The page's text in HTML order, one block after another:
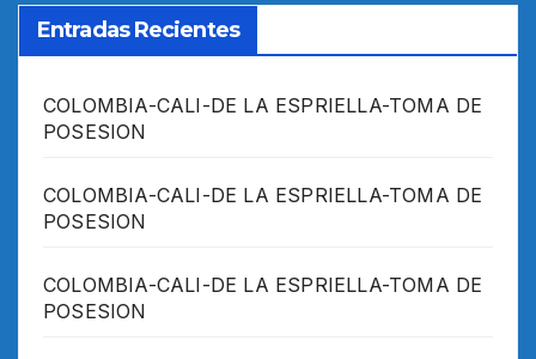
Entradas Recientes
COLOMBIA-CALI-DE LA ESPRIELLA-TOMA DE
POSESION
COLOMBIA-CALI-DE LA ESPRIELLA-TOMA DE
POSESION
COLOMBIA-CALI-DE LA ESPRIELLA-TOMA DE
POSESION